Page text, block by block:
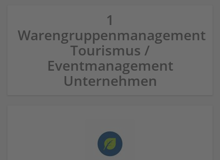
1
Warengruppenmanagement
Tourismus /
Eventmanagement
Unternehmen